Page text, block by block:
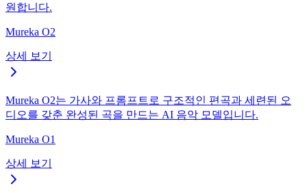
원합니다.
Mureka O2
상세 보기
Mureka O2는 가사와 프롬프트로 구조적인 편곡과 세련된 오
디오를 갖춘 완성된 곡을 만드는 AI 음악 모델입니다.
Mureka O1
상세 보기